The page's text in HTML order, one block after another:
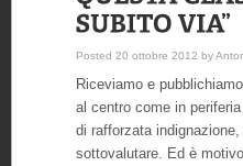
Posted 20 ottobre 2012 by
Riceviamo e
al centro come in
di rafforzata
sottovalutare. Ed è